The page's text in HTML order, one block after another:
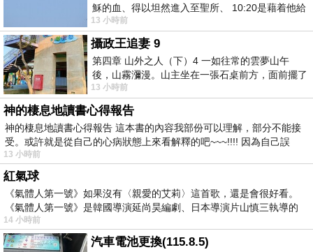
穌的血、得以坦然進入至聖所、 10:20是藉着他給
我們開了一條又新又活的路從幔子經過
13 小時前
攝政王追妻 9
第四章 山外之人（下）4 一如往常的雲夢山午
後，山霧瀰漫。山主坐在一張石桌前方，面前擺了
一盤未下完的棋盤，還有一壺茶與兩只冒
13 小時前
神的棲息地讀書心得報告
神的棲息地讀書心得報告 這本書的內容我部份可以理解，部分不能接
受。或許就是從自己的心病狀態上來看解釋的吧~~~!!!! 因為自己誤
13 小時前
紅氣球
《氣體人第一號》如果沒有〈親愛的艾莉〉這首歌，還是會很好看。
《氣體人第一號》是韓國導演延尚昊編劇、日本導演片山慎三執導的
14 小時前
汽車電池更換(115.8.5)